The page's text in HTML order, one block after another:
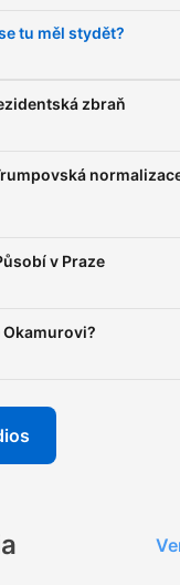
tu měl stydět?
zbraň
v Praze
Okamurovi?